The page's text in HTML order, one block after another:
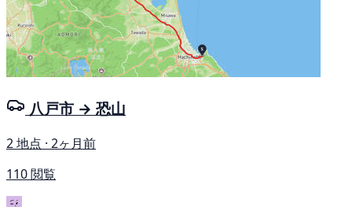
八戸市 → 恐山
2 地点 · 2ヶ月前
110 閲覧